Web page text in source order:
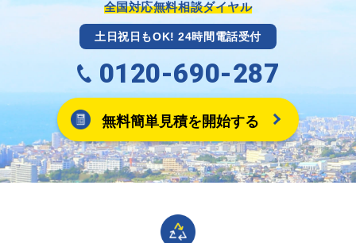
全国対応無料相談ダイヤル
土日祝日もOK! 24時間電話受付
0120-690-287
無料簡単見積を開始する